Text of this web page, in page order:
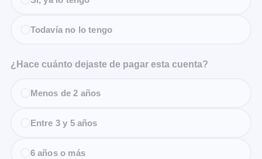
Todavía no lo tengo
¿Hace cuánto dejaste de pagar esta cuenta?
Menos de 2 años
Entre 3 y 5 años
6 años o más